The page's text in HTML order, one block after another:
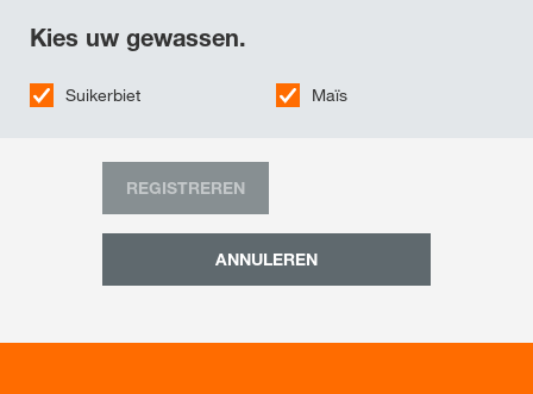
Kies uw gewassen.
Suikerbiet Maïs
ANNULEREN
REGISTREREN